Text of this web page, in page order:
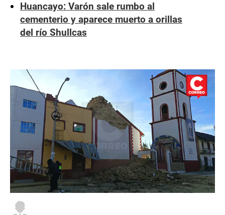
Huancayo: Varón sale rumbo al
cementerio y aparece muerto a orillas
del río Shullcas